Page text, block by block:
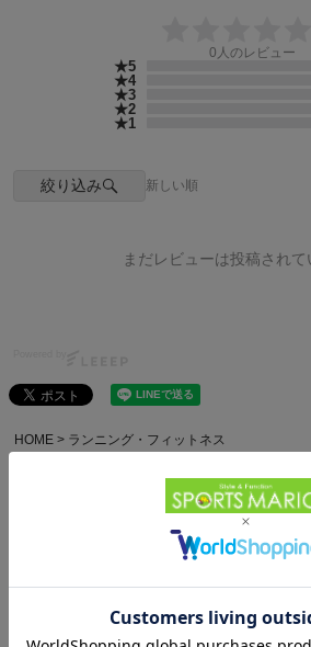
0 人のレビュー
★5
★4
★3
★2
★1
絞り込み 新しい順
まだレビューは投稿されて
HOME ランニング・フィットネス
ブランドから探す ナイキ スポーツシ
アイテムカテゴリから探す
スポーツシ
メンズランニングシューズ
NIKE(ナイキ)
利用シーンから探す キャンプ・フェス
HOME
利用シーンから探す ビジネス シュー
他のお客様はこちらの商品も見て